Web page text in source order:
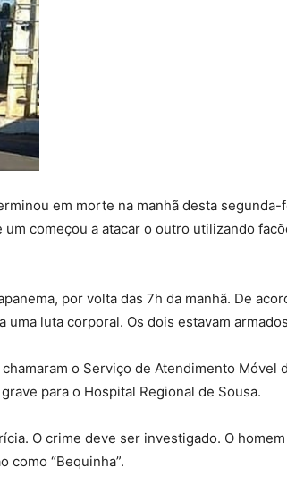
em morte na manhã desta
começou a atacar o outro utilizando
por volta das 7h da manhã. De
luta corporal. Os dois estavam
o Serviço de Atendimento Móvel
para o Hospital Regional de Sousa.
O crime deve ser investigado. O
como “Bequinha”.